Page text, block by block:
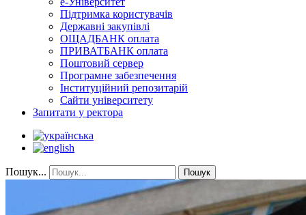
Підтримка користувачів
Державні закупівлі
ОЩАДБАНК оплата
ПРИВАТБАНК оплата
Поштовий сервер
Програмне забезпечення
Інституційний репозитарій
Сайти університету
Запитати у ректора
Пошук... Пошук